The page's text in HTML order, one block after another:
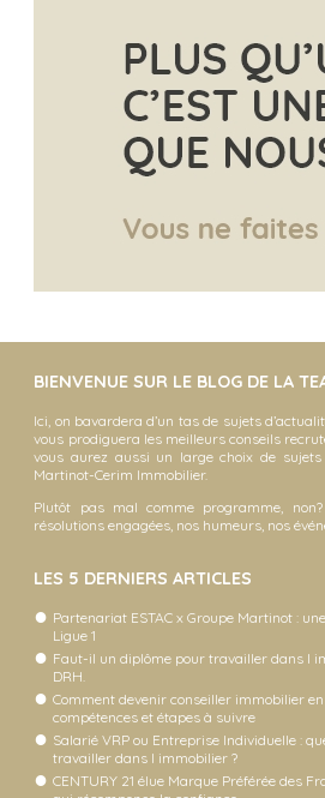
BIENVENUE SUR LE BLOG DE LA
Ici, on bavardera d’un tas de sujets
vous prodiguera les meilleurs conseils
vous aurez aussi un large choix de
Martinot-Cerim Immobilier.
Plutôt pas mal comme programme,
résolutions engagées, nos humeurs, nos
LES 5 DERNIERS ARTICLES
Partenariat ESTAC x Groupe Martinot :
Ligue 1
Faut-il un diplôme pour travailler dans l
DRH.
Comment devenir conseiller immobilier
compétences et étapes à suivre
Salarié VRP ou Entreprise Individuelle :
travailler dans l immobilier ?
CENTURY 21 élue Marque Préférée des